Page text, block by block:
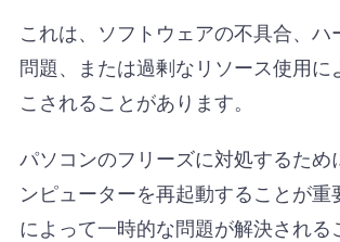
これは、ソフトウェアの不具合、ハ
問題、または過剰なリソース使用に
こされることがあります。
パソコンのフリーズに対処するため
ンピューターを再起動することが重
によって一時的な問題が解決される